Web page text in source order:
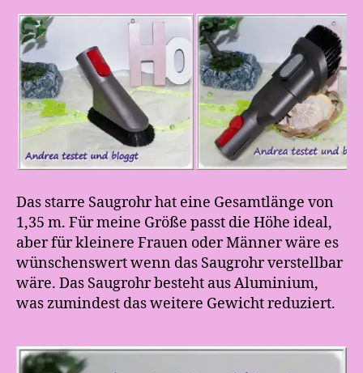
Das starre Saugrohr hat eine Gesamtlänge von
1,35 m. Für meine Größe passt die Höhe ideal,
aber für kleinere Frauen oder Männer wäre es
wünschenswert wenn das Saugrohr verstellbar
wäre. Das Saugrohr besteht aus Aluminium,
was zumindest das weitere Gewicht reduziert.